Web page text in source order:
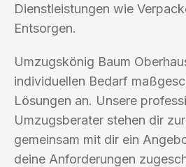
Dienstleistungen wie
Entsorgen.
Umzugskönig Baum
individuellen Bedarf
Lösungen an. Unsere
Umzugsberater stehen dir
gemeinsam mit dir ein
deine Anforderungen